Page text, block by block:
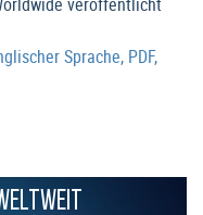
Sprache, PDF,